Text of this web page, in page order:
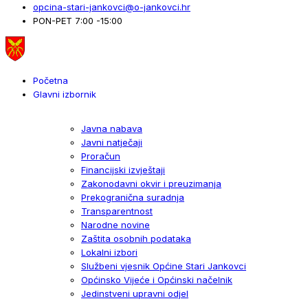
opcina-stari-jankovci@o-jankovci.hr
PON-PET 7:00 -15:00
Početna
Glavni izbornik
Javna nabava
Javni natječaji
Proračun
Financijski izvještaji
Zakonodavni okvir i preuzimanja
Prekogranična suradnja
Transparentnost
Narodne novine
Zaštita osobnih podataka
Lokalni izbori
Službeni vjesnik Općine Stari Jankovci
Općinsko Vijeće i Općinski načelnik
Jedinstveni upravni odjel